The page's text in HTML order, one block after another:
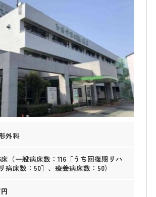
外科
床（一般病床数：116［うち回復期リハ
病床数：50］、療養病床数：50）